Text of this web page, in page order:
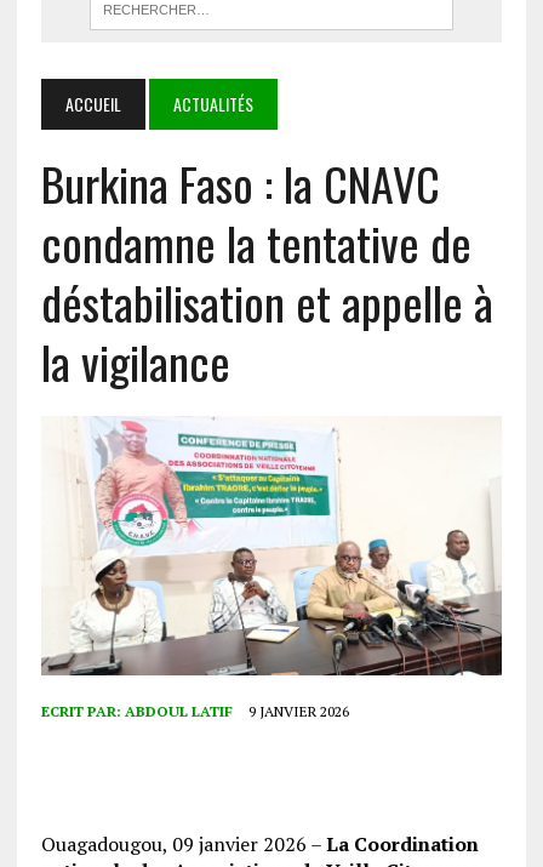
ACCUEIL ACTUALITÉS
Burkina Faso : la CNAVC
condamne la tentative de
déstabilisation et appelle à
la vigilance
ECRIT PAR: ABDOUL LATIF 9 JANVIER 2026
Ouagadougou, 09 janvier 2026 –La Coordination